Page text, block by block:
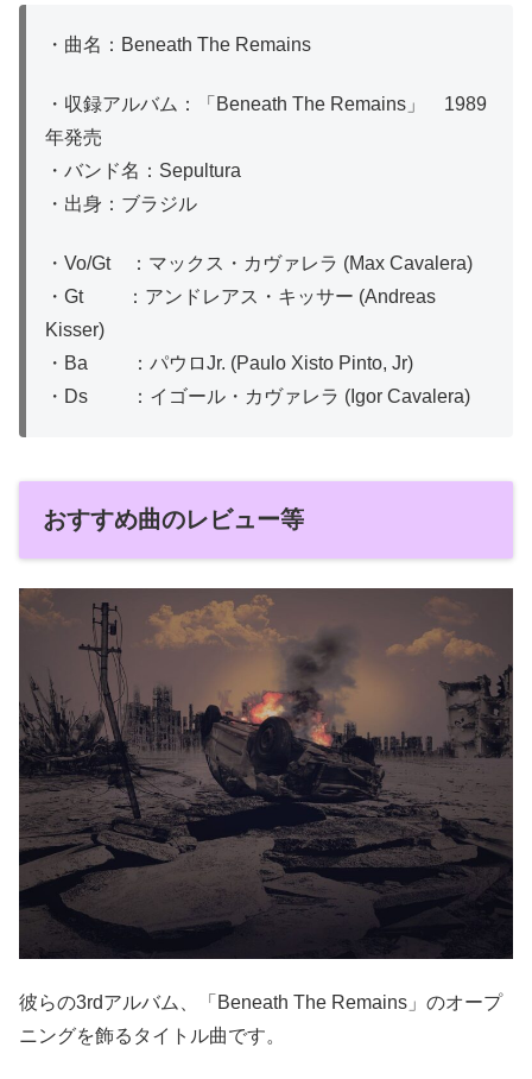
・曲名：Beneath The Remains
・収録アルバム：「Beneath The Remains」 1989
年発売
・バンド名：Sepultura
・出身：ブラジル
・Vo/Gt ：マックス・カヴァレラ (Max Cavalera)
・Gt ：アンドレアス・キッサー (Andreas
Kisser)
・Ba ：パウロJr. (Paulo Xisto Pinto, Jr)
・Ds ：イゴール・カヴァレラ (Igor Cavalera)
おすすめ曲のレビュー等
彼らの3rdアルバム、「Beneath The Remains」のオープ
ニングを飾るタイトル曲です。